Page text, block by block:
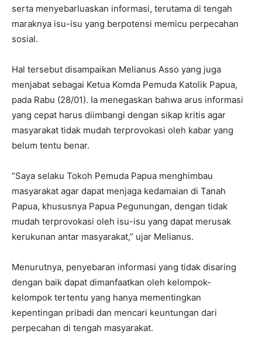
serta menyebarluaskan informasi, terutama di tengah
maraknya isu-isu yang berpotensi memicu perpecahan
sosial.
Hal tersebut disampaikan Melianus Asso yang juga
menjabat sebagai Ketua Komda Pemuda Katolik Papua,
pada Rabu (28/01). Ia menegaskan bahwa arus informasi
yang cepat harus diimbangi dengan sikap kritis agar
masyarakat tidak mudah terprovokasi oleh kabar yang
belum tentu benar.
“Saya selaku Tokoh Pemuda Papua menghimbau
masyarakat agar dapat menjaga kedamaian di Tanah
Papua, khususnya Papua Pegunungan, dengan tidak
mudah terprovokasi oleh isu-isu yang dapat merusak
kerukunan antar masyarakat,” ujar Melianus.
Menurutnya, penyebaran informasi yang tidak disaring
dengan baik dapat dimanfaatkan oleh kelompok-
kelompok tertentu yang hanya mementingkan
kepentingan pribadi dan mencari keuntungan dari
perpecahan di tengah masyarakat.